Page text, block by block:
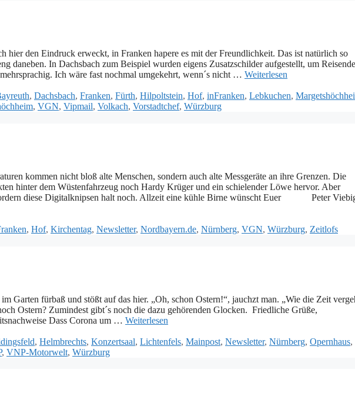
hier den Eindruck erweckt, in Franken hapere es mit der Freundlichkeit. Das ist natürlich so
daneben. In Dachsbach zum Beispiel wurden eigens Zusatzschilder aufgestellt, um Reisende
Ich wäre fast nochmal umgekehrt, wenn´s nicht … Weiterlesen
, Dachsbach, Franken, Fürth, Hilpoltstein, Hof, inFranken, Lebkuchen,
, VGN, Vipmail, Volkach, Vorstadtchef, Würzburg
kommen nicht bloß alte Menschen, sondern auch alte Messgeräte an ihre Grenzen. Die
hinter dem Wüstenfahrzeug noch Hardy Krüger und ein schielender Löwe hervor. Aber
diese Digitalknipsen halt noch. Allzeit eine kühle Birne wünscht Euer Peter
, Hof, Kirchentag, Newsletter, Nordbayern.de, Nürnberg, VGN, Würzburg, Zeitlofs
Garten fürbaß und stößt auf das hier. „Oh, schon Ostern!“, jauchzt man. „Wie die Zeit
Ostern? Zumindest gibt´s noch die dazu gehörenden Glocken. Friedliche Grüße,
Dass Corona um … Weiterlesen
, Helmbrechts, Konzertsaal, Lichtenfels, Mainpost, Newsletter, Nürnberg, Opernhaus,
, VNP-Motorwelt, Würzburg